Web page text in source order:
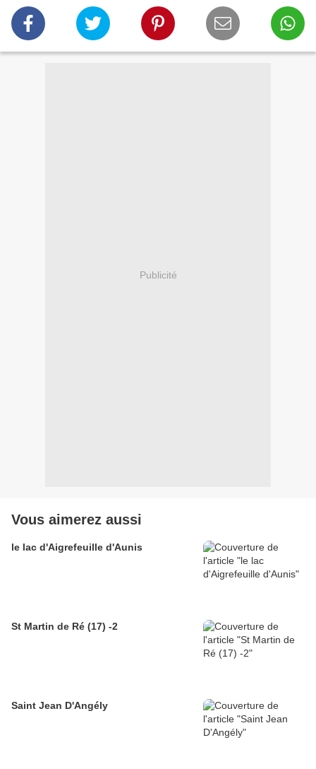
Publicité
Vous aimerez aussi
le lac d'Aigrefeuille d'Aunis
St Martin de Ré (17) -2
Saint Jean D'Angély